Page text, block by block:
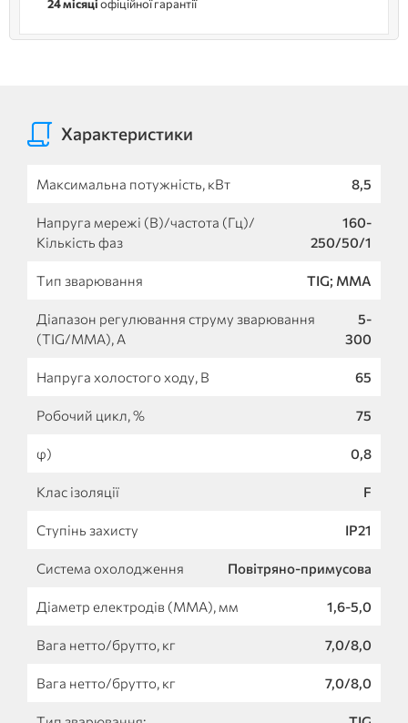
24 місяціофіційної гарантії
Характеристики
Максимальна потужність, кВт 8,5
Напруга мережі (В)/частота (Гц)/
Кількість фаз
160-
250/50/1
Тип зварювання TIG; MMA
Діапазон регулювання струму зварювання
(TIG/MMA), А
5-
300
Напруга холостого ходу, В 65
Робочий цикл, % 75
φ) 0,8
Клас ізоляції F
Ступінь захисту IP21
Система охолодження Повітряно-примусова
Діаметр електродів (MMA), мм 1,6-5,0
Вага нетто/брутто, кг 7,0/8,0
Вага нетто/брутто, кг 7,0/8,0